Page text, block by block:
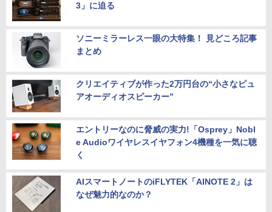
3」に迫る
ソニーミラーレス一眼の大特集！ 見どころ記事
まとめ
クリエイティブが作った2万円台の“小さなピュ
アオーディオスピーカー”
エントリーなのに脅威の実力!「Osprey」Nobl
e Audioワイヤレスイヤフォン4機種を一気に聴
く
AIスマートノートのiFLYTEK「AINOTE 2」は
なぜ魅力的なのか？